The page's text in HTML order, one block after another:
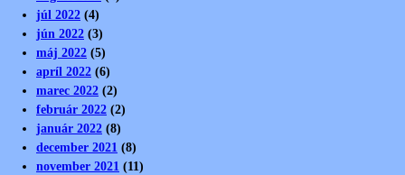
júl 2022 (4)
jún 2022 (3)
máj 2022 (5)
apríl 2022 (6)
marec 2022 (2)
február 2022 (2)
január 2022 (8)
december 2021 (8)
november 2021 (11)